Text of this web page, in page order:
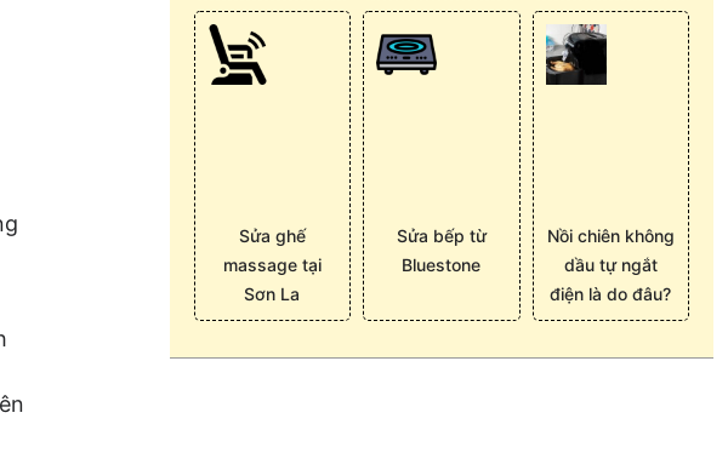
Sửa ghế
massage tại
Sơn La
Sửa bếp từ
Bluestone
Nồi chiên không
dầu tự ngắt
điện là do đâu?